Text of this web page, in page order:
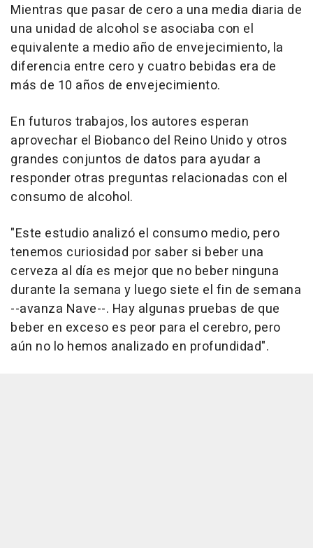
Mientras que pasar de cero a una media diaria de
una unidad de alcohol se asociaba con el
equivalente a medio año de envejecimiento, la
diferencia entre cero y cuatro bebidas era de
más de 10 años de envejecimiento.
En futuros trabajos, los autores esperan
aprovechar el Biobanco del Reino Unido y otros
grandes conjuntos de datos para ayudar a
responder otras preguntas relacionadas con el
consumo de alcohol.
"Este estudio analizó el consumo medio, pero
tenemos curiosidad por saber si beber una
cerveza al día es mejor que no beber ninguna
durante la semana y luego siete el fin de semana
--avanza Nave--. Hay algunas pruebas de que
beber en exceso es peor para el cerebro, pero
aún no lo hemos analizado en profundidad".